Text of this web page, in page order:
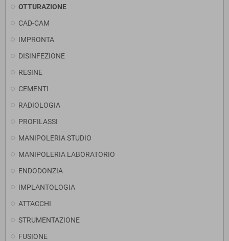
OTTURAZIONE
CAD-CAM
IMPRONTA
DISINFEZIONE
RESINE
CEMENTI
RADIOLOGIA
PROFILASSI
MANIPOLERIA STUDIO
MANIPOLERIA LABORATORIO
ENDODONZIA
IMPLANTOLOGIA
ATTACCHI
STRUMENTAZIONE
FUSIONE